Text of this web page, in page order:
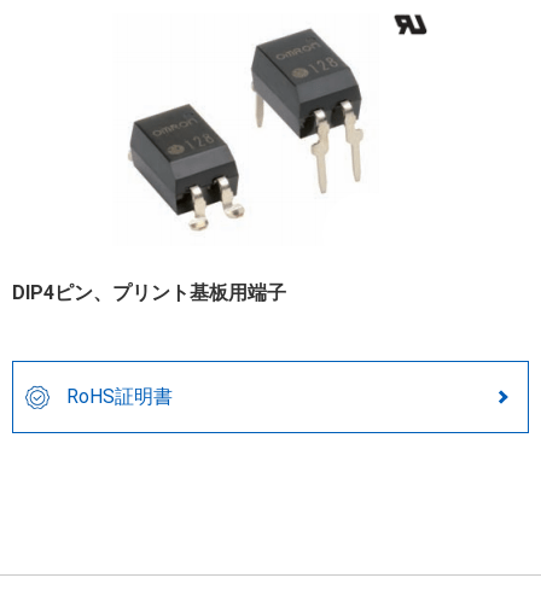
DIP4ピン、プリント基板用端子
RoHS証明書